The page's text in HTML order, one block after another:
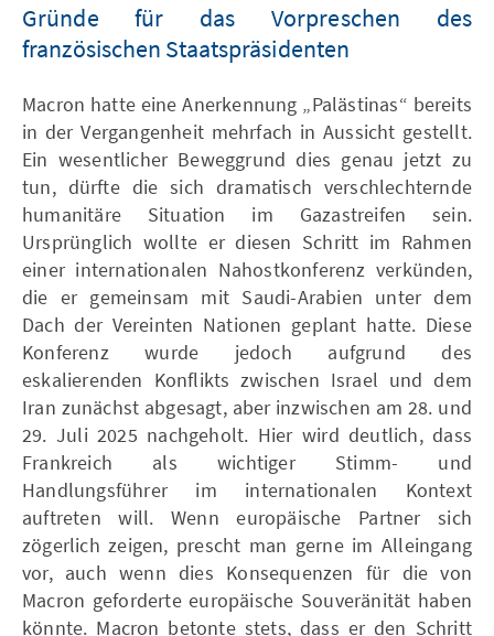
Gründe für das Vorpreschen des
französischen Staatspräsidenten
Macron hatte eine Anerkennung „Palästinas“ bereits
in der Vergangenheit mehrfach in Aussicht gestellt.
Ein wesentlicher Beweggrund dies genau jetzt zu
tun, dürfte die sich dramatisch verschlechternde
humanitäre Situation im Gazastreifen sein.
Ursprünglich wollte er diesen Schritt im Rahmen
einer internationalen Nahostkonferenz verkünden,
die er gemeinsam mit Saudi-Arabien unter dem
Dach der Vereinten Nationen geplant hatte. Diese
Konferenz wurde jedoch aufgrund des
eskalierenden Konflikts zwischen Israel und dem
Iran zunächst abgesagt, aber inzwischen am 28. und
29. Juli 2025 nachgeholt. Hier wird deutlich, dass
Frankreich als wichtiger Stimm- und
Handlungsführer im internationalen Kontext
auftreten will. Wenn europäische Partner sich
zögerlich zeigen, prescht man gerne im Alleingang
vor, auch wenn dies Konsequenzen für die von
Macron geforderte europäische Souveränität haben
könnte. Macron betonte stets, dass er den Schritt